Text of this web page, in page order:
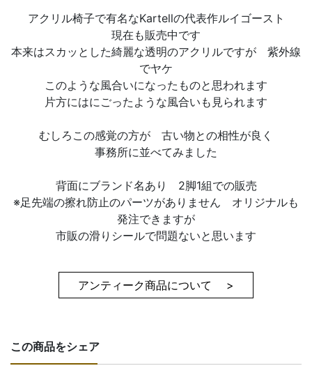
アクリル椅子で有名なKartellの代表作ルイゴースト
現在も販売中です
本来はスカッとした綺麗な透明のアクリルですが 紫外線
でヤケ
このような風合いになったものと思われます
片方にはにごったような風合いも見られます
むしろこの感覚の方が 古い物との相性が良く
事務所に並べてみました
背面にブランド名あり 2脚1組での販売
※足先端の擦れ防止のパーツがありません オリジナルも
発注できますが
市販の滑りシールで問題ないと思います
アンティーク商品について >
この商品をシェア